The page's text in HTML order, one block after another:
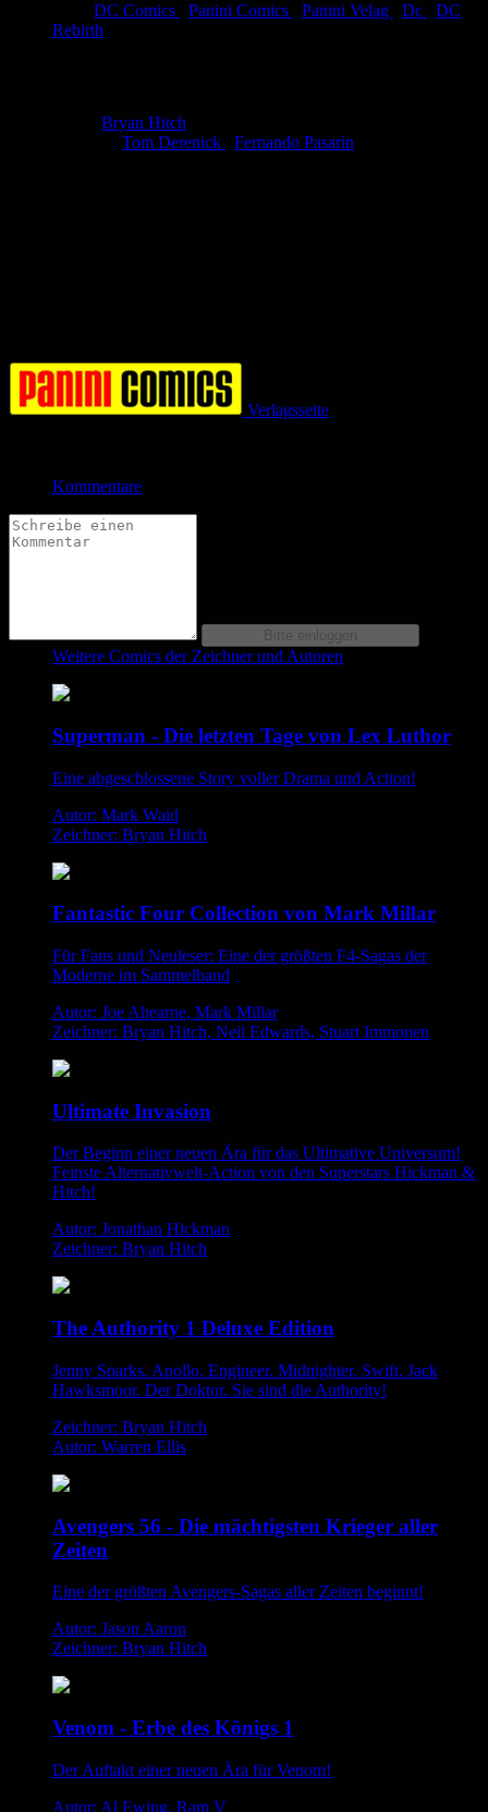
DC Comics Panini Comics Panini Velag Dc
DC
Rebirth
Bryan Hitch
Tom Derenick
Fernando Pasarin
Verlagsseite
Kommentare
Weitere Comics der Zeichner und Autoren
Superman - Die letzten Tage von Lex Luthor
Eine abgeschlossene Story voller Drama und Action!
Autor: Mark Waid
Zeichner: Bryan Hitch
Fantastic Four Collection von Mark Millar
Für Fans und Neuleser: Eine der größten F4-Sagas der
Moderne im Sammelband
Autor: Joe Ahearne, Mark Millar
Zeichner: Bryan Hitch, Neil Edwards, Stuart Immonen
Ultimate Invasion
Der Beginn einer neuen Ära für das Ultimative Universum!
Feinste Alternativwelt-Action von den Superstars Hickman &
Hitch!
Autor: Jonathan Hickman
Zeichner: Bryan Hitch
The Authority 1 Deluxe Edition
Jenny Sparks. Apollo. Engineer. Midnighter. Swift. Jack
Hawksmoor. Der Doktor. Sie sind die Authority!
Zeichner: Bryan Hitch
Autor: Warren Ellis
Avengers 56 - Die mächtigsten Krieger aller
Zeiten
Eine der größten Avengers-Sagas aller Zeiten beginnt!
Autor: Jason Aaron
Zeichner: Bryan Hitch
Venom - Erbe des Königs 1
Der Auftakt einer neuen Ära für Venom!
Autor: Al Ewing, Ram V